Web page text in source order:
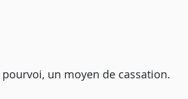
un moyen de cassation.